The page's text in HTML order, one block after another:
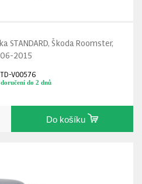
Škoda Roomster,
2015
V00576
do 2 dnů
Do košíku